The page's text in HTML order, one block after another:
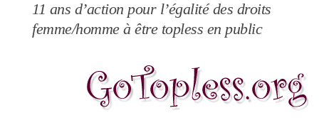
11 ans d’action pour l’égalité des droits
femme/homme à être topless en public